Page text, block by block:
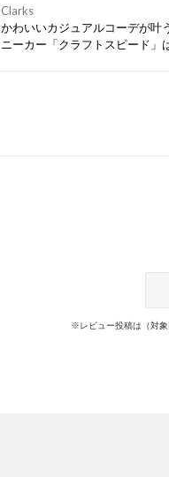
い。
Clarks
かわいいカジュアルコーデが叶
ニーカー「クラフトスピード」
※レビュー投稿は（対